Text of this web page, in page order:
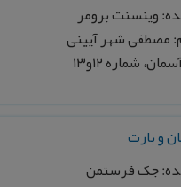
وينسنت برومر
مصطفی شهر آيينی
شماره ۱۲و۱۳
و بارت
جک فرستمن